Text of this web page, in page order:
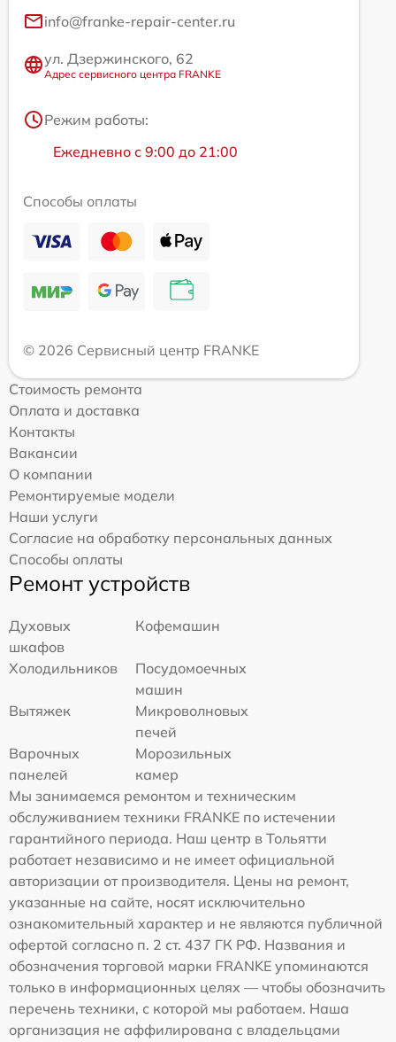
info@franke-repair-center.ru
ул. Дзержинского, 62
Адрес сервисного центра FRANKE
Режим работы:
Ежедневно с 9:00 до 21:00
Способы оплаты
© 2026 Сервисный центр FRANKE
Стоимость ремонта
Оплата и доставка
Контакты
Вакансии
О компании
Ремонтируемые модели
Наши услуги
Согласие на обработку персональных данных
Способы оплаты
Ремонт устройств
Духовых
шкафов
Кофемашин
Холодильников
Посудомоечных
машин
Вытяжек
Микроволновых
печей
Варочных
панелей
Морозильных
камер
Мы занимаемся ремонтом и техническим
обслуживанием техники FRANKE по истечении
гарантийного периода. Наш центр в Тольятти
работает независимо и не имеет официальной
авторизации от производителя. Цены на ремонт,
указанные на сайте, носят исключительно
ознакомительный характер и не являются публичной
офертой согласно п. 2 ст. 437 ГК РФ. Названия и
обозначения торговой марки FRANKE упоминаются
только в информационных целях — чтобы обозначить
перечень техники, с которой мы работаем. Наша
организация не аффилирована с владельцами